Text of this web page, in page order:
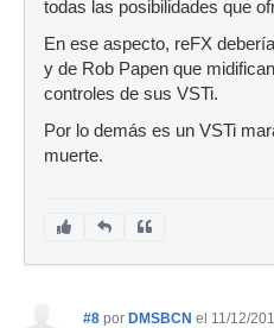
todas las posibilidades que
En ese aspecto, reFX
y de Rob Papen que
controles de sus VSTi.
Por lo demás es un VSTi
muerte.
#8 por DMSBCN el 11/12/